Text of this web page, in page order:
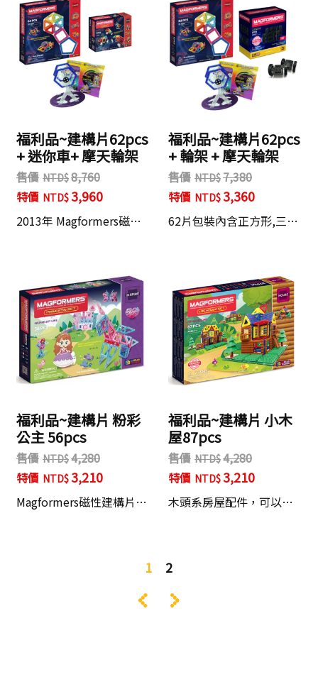
福利品~建構片62pcs
+ 迷你車+ 摩天輪架
售價
8,760
特價
3,960
2013年 Magformers磁…
福利品~建構片62pcs
+ 輪架 + 摩天輪架
售價
7,380
特價
3,360
62片包裝內含正方形,三…
福利品~建構片 粉彩
公主 56pcs
售價
4,280
特價
3,210
Magformers磁性建構片…
福利品~建構片 小木
屋87pcs
售價
4,280
特價
3,210
木頭系房屋配件，可以…
1 2